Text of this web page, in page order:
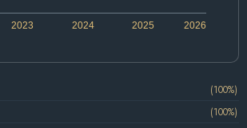
2024 2026
2023 2025
(100%)
(100%)